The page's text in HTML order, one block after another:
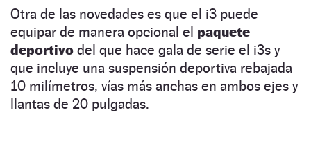
Otra de las novedades es que el i3 puede
equipar de manera opcional el paquete
deportivo del que hace gala de serie el i3s y
que incluye una suspensión deportiva rebajada
10 milímetros, vías más anchas en ambos ejes y
llantas de 20 pulgadas.